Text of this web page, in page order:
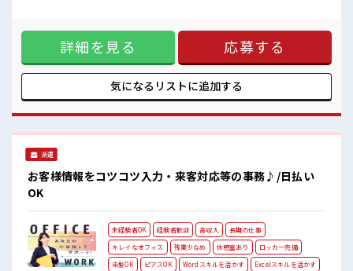
派手すぎなければ多少のヘアカラーもOKなのはウレシイPoint☆
く働く≫ 明るすぎたり奇抜でなければ基本的に自由！ (規定
有)≪未経験でも活躍できる≫ 新しいことにチャレンジするの
は不安だけど、 しっかり働く環境が整っています！ イチから
スキルUP・ステップUP目指していきましょう！ ≪収入アッ
プを目指せる≫ 高時給だらけの派遣のお仕事です！ ■職場の
雰囲気 女性が多めの職場です♪ “コジンマリ”が好きな方にも
カラーもOKなのはウレシイPoint☆
詳細を見る 応募する
気になるリストに追加する
派遣
お客様情報をコツコツ入力・来客対応等の事務♪/日払い
OK
未経験者OK 経験者歓迎 高収入
長期の仕事
キレイなオフィス
残業少なめ 休憩室あり
ロッカー完備
染髪OK
ピアスOK Wordスキルを活かす
Excelスキルを活かす